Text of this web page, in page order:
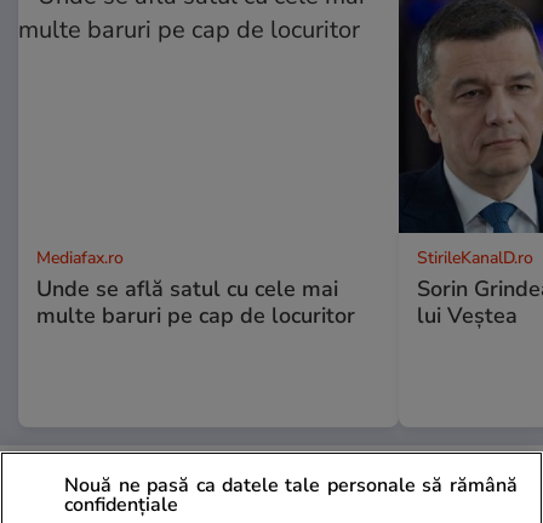
Mediafax.ro
Unde se află satul cu cele mai
multe baruri pe cap de locuritor
StirileKanalD.ro
Sorin
lui Veștea
PROMO
Nouă ne pasă ca datele tale personale să rămână
confidențiale